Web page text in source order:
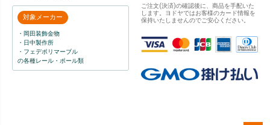
対象メーカー
・岡田装飾金物
・日中製作所
・フェデポリマーブル
の各種レール・ポール類
ご注文(決済)の確認後に、商品を手配いた
します。ヨドヤではお客様のカード情報を
保持いたしませんのでご安心ください。